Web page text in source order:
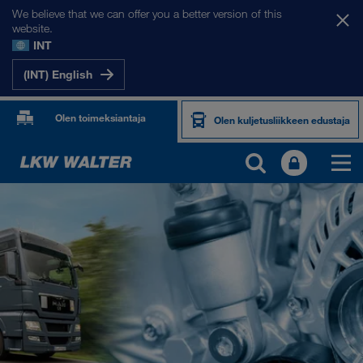
We believe that we can offer you a better version of this
website.
INT
(INT) English
Olen toimeksiantaja Olen kuljetusliikkeen edustaja
Maantiekuljetus
Digitaaliset ratkaisut
Yhdistetty liikenne